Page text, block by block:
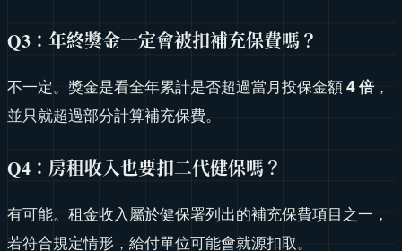
Q3：年終獎金一定會被扣補充保費嗎？
不一定。獎金是看全年累計是否超過當月投保金額4 倍，
並只就超過部分計算補充保費。
Q4：房租收入也要扣二代健保嗎？
有可能。租金收入屬於健保署列出的補充保費項目之一，
若符合規定情形，給付單位可能會就源扣取。